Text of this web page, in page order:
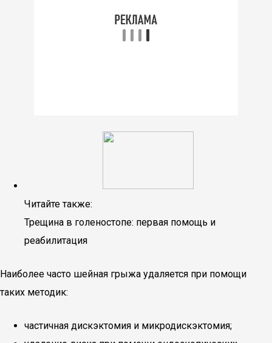
Читайте также:
Трещина в голеностопе: первая помощь и
реабилитация
Наиболее часто шейная грыжа удаляется при помощи
таких методик:
частичная дискэктомия и микродискэктомия;